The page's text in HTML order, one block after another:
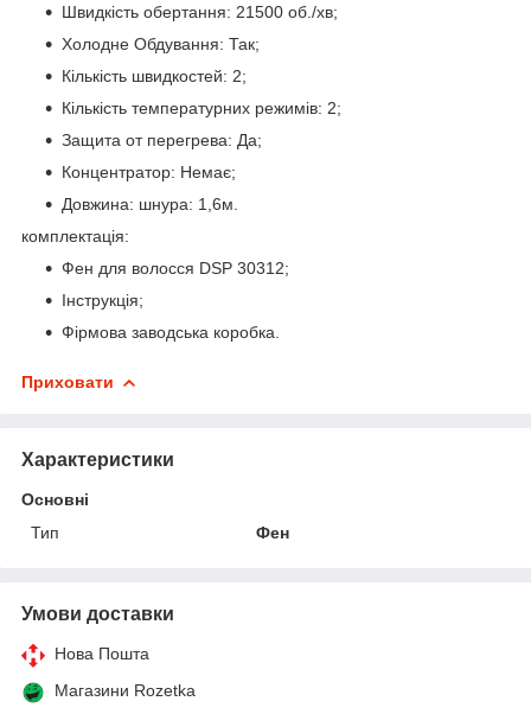
Швидкість обертання: 21500 об./хв;
Холодне Обдування: Так;
Кількість швидкостей: 2;
Кількість температурних режимів: 2;
Защита от перегрева: Да;
Концентратор: Немає;
Довжина: шнура: 1,6м.
комплектація:
Фен для волосся DSP 30312;
Інструкція;
Фірмова заводська коробка.
Приховати
Характеристики
Основні
Тип
Фен
Умови доставки
Нова Пошта
Магазини Rozetka